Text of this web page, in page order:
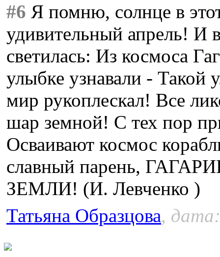
#6 Я помню, солнце в
удивительный апрель! И
светилась: Из космоса
улыбке узнавали - Такой
мир рукоплескал! Все
шар земной! С тех пор
Осваивают космос
славный парень,
ЗЕМЛИ! (И. Левченко )
Татьяна Образцова,